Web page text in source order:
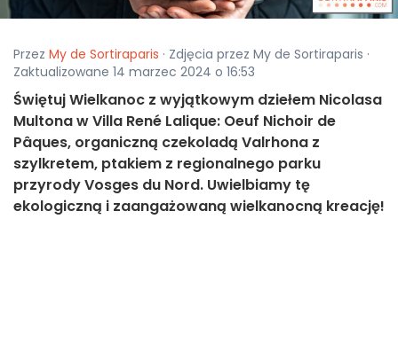
Przez My de Sortiraparis · Zdjęcia przez My de Sortiraparis ·
Zaktualizowane 14 marzec 2024 o 16:53
Świętuj Wielkanoc z wyjątkowym dziełem Nicolasa
Multona w Villa René Lalique: Oeuf Nichoir de
Pâques, organiczną czekoladą Valrhona z
szylkretem, ptakiem z regionalnego parku
przyrody Vosges du Nord. Uwielbiamy tę
ekologiczną i zaangażowaną wielkanocną kreację!